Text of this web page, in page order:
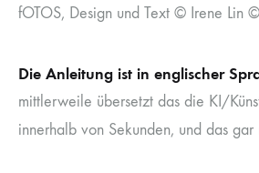
fOTOS, Design und Text © Irene Lin
Die Anleitung ist in englischer
mittlerweile übersetzt das die KI/
innerhalb von Sekunden, und das gar